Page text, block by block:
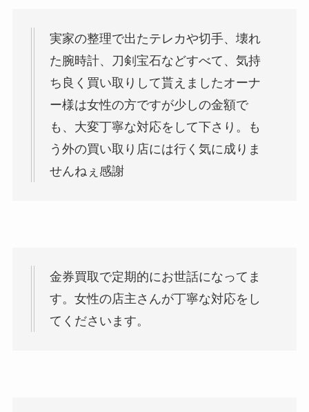
実家の整理で出たテレカや切手、壊れ
た腕時計、刀剣宝石などすべて、気持
ち良く買い取りして貰えましたオーナ
ー様は女性の方ですが少しの金額で
も、大変丁寧な対応をして下さり。も
う外の買い取り店には行く気に成りま
せんねぇ感謝
金券買取で定期的にお世話になってま
す。女性の店主さんが丁寧な対応をし
てくださいます。